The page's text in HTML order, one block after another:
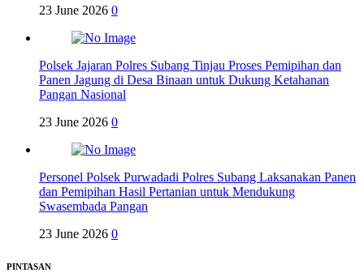
23 June 2026 0
Polsek Jajaran Polres Subang Tinjau Proses Pemipihan dan
Panen Jagung di Desa Binaan untuk Dukung Ketahanan
Pangan Nasional
23 June 2026 0
Personel Polsek Purwadadi Polres Subang Laksanakan Panen
dan Pemipihan Hasil Pertanian untuk Mendukung
Swasembada Pangan
23 June 2026 0
PINTASAN